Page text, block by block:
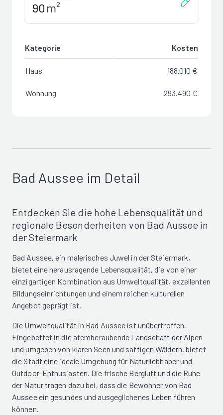
m²
Kategorie Kosten
Haus 188.010 €
Wohnung 293.490 €
Bad Aussee im Detail
Entdecken Sie die hohe Lebensqualität und
regionale Besonderheiten von Bad Aussee in
der Steiermark
Bad Aussee, ein malerisches Juwel in der Steiermark,
bietet eine herausragende Lebensqualität, die von einer
einzigartigen Kombination aus Umweltqualität, exzellenten
Bildungseinrichtungen und einem reichen kulturellen
Angebot geprägt ist.
Die Umweltqualität in Bad Aussee ist unübertroffen.
Eingebettet in die atemberaubende Landschaft der Alpen
und umgeben von klaren Seen und saftigen Wäldern, bietet
die Stadt eine ideale Umgebung für Naturliebhaber und
Outdoor-Enthusiasten. Die frische Bergluft und die Ruhe
der Natur tragen dazu bei, dass die Bewohner von Bad
Aussee ein gesundes und ausgeglichenes Leben führen
können.